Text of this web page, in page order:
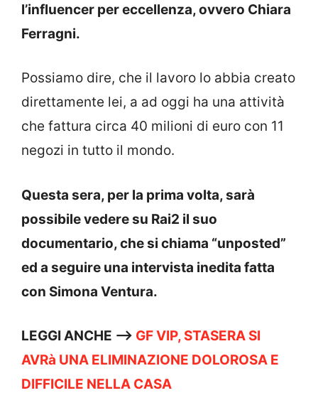
l’influencer per eccellenza, ovvero Chiara
Ferragni.
Possiamo dire, che il lavoro lo abbia creato
direttamente lei, a ad oggi ha una attività
che fattura circa 40 milioni di euro con 11
negozi in tutto il mondo.
Questa sera, per la prima volta, sarà
possibile vedere su Rai2 il suo
documentario, che si chiama “unposted”
ed a seguire una intervista inedita fatta
con Simona Ventura.
LEGGI ANCHE —–> GF VIP, STASERA SI
AVRà UNA ELIMINAZIONE DOLOROSA E
DIFFICILE NELLA CASA